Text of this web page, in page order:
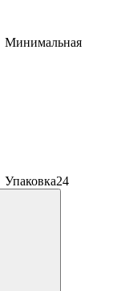
Минимальная
Упаковка24